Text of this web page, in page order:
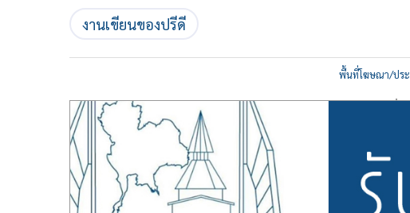
งานเขียนของปรีดี
พื้นที่โฆษณา/ปร